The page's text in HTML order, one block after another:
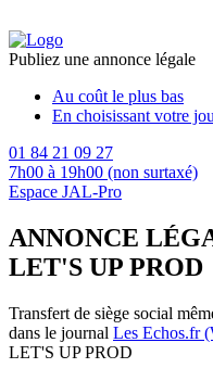
Publiez une annonce légale
Au coût le plus bas
En choisissant votre
01 84 21 09 27
7h00 à 19h00 (non surtaxé)
Espace JAL-Pro
ANNONCE
LET'S UP PROD
Transfert de siège social
dans le journal Les Echos.fr
LET'S UP PROD